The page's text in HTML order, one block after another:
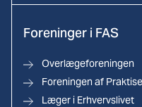
Foreninger i FAS
Overlægeforeningen
Foreningen af
Læger i Erhvervslivet